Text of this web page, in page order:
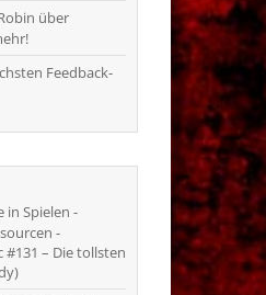
über
Feedback-
in Spielen -
-
– Die tollsten